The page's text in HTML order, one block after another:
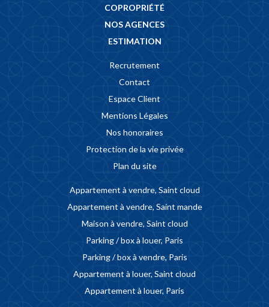
COPROPRIÉTÉ
NOS AGENCES
ESTIMATION
Recrutement
Contact
Espace Client
Mentions Légales
Nos honoraires
Protection de la vie privée
Plan du site
Appartement à vendre, Saint cloud
Appartement à vendre, Saint mande
Maison à vendre, Saint cloud
Parking / box à louer, Paris
Parking / box à vendre, Paris
Appartement à louer, Saint cloud
Appartement à louer, Paris